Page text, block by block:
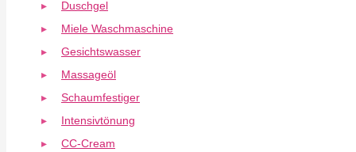
Duschgel
Miele Waschmaschine
Gesichtswasser
Massageöl
Schaumfestiger
Intensivtönung
CC-Cream